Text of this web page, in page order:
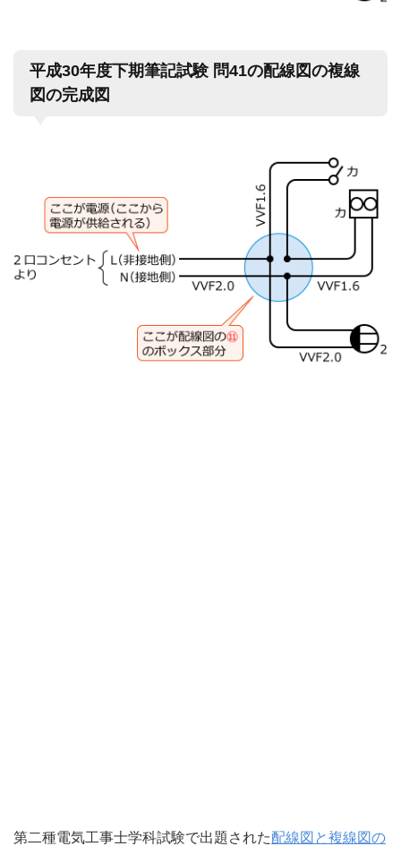
平成30年度下期筆記試験 問41の配線図の複線
図の完成図
第二種電気工事士学科試験で出題された配線図と複線図の